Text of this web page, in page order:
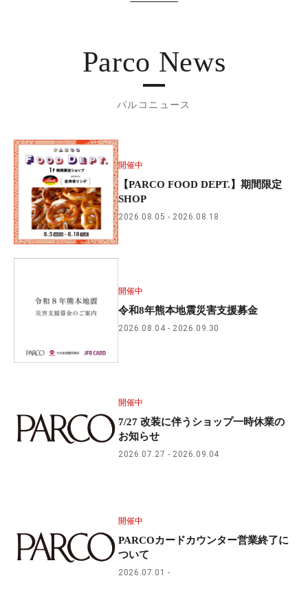
Parco News
パルコニュース
開催中
【PARCO FOOD DEPT.】期間限定
SHOP
2026.08.05 2026.08.18
開催中
令和8年熊本地震災害支援募金
2026.08.04 2026.09.30
開催中
7/27 改装に伴うショップ一時休業の
お知らせ
2026.07.27 2026.09.04
開催中
PARCOカードカウンター営業終了に
ついて
2026.07.01